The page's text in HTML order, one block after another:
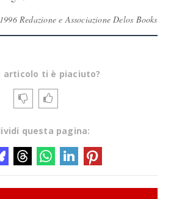
Redazione e Associazione Delos Books
articolo ti è piaciuto?
questa pagina: